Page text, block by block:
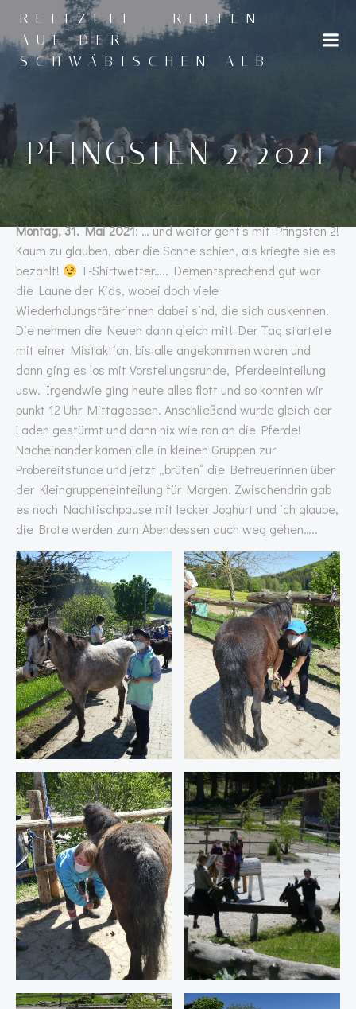
Inhalt
REITZEIT - REITEN
AUF DER
SCHWÄBISCHEN ALB
PFINGSTEN 2 2021
Montag, 31. Mai 2021: … und weiter geht’s mit Pfingsten 2!
Kaum zu glauben, aber die Sonne schien, als kriegte sie es
bezahlt!
T-Shirtwetter….. Dementsprechend gut war
die Laune der Kids, wobei doch viele
Wiederholungstäterinnen dabei sind, die sich auskennen.
Die nehmen die Neuen dann gleich mit! Der Tag startete
mit einer Mistaktion, bis alle angekommen waren und
dann ging es los mit Vorstellungsrunde, Pferdeeinteilung
usw. Irgendwie ging heute alles flott und so konnten wir
punkt 12 Uhr Mittagessen. Anschließend wurde gleich der
Laden gestürmt und dann nix wie ran an die Pferde!
Nacheinander kamen alle in kleinen Gruppen zur
Probereitstunde und jetzt „brüten“ die Betreuerinnen über
der Kleingruppeneinteilung für Morgen. Zwischendrin gab
es noch Nachtischpause mit lecker Joghurt und ich glaube,
die Brote werden zum Abendessen auch weg gehen…..